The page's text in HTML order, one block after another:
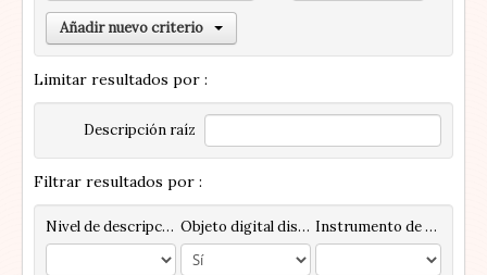
Añadir nuevo criterio
Limitar resultados por :
Descripción raíz
Filtrar resultados por :
Nivel de descripción Objeto digital disponibles Instrumento de descripción